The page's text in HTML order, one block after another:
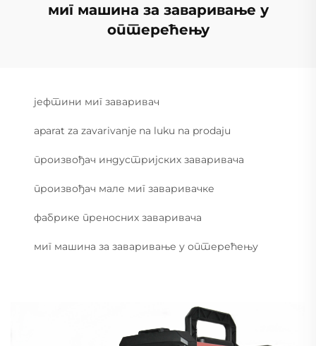
миг машина за заваривање у
оптерећењу
јефтини миг заваривач
aparat za zavarivanje na luku na prodaju
произвођач индустријских заваривача
произвођач мале миг заваривачке
фабрике преносних заваривача
миг машина за заваривање у оптерећењу